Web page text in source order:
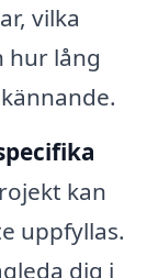
vilka
hur lång
kan
uppfyllas.
dig i